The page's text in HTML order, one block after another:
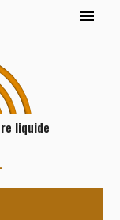
menu
liquide